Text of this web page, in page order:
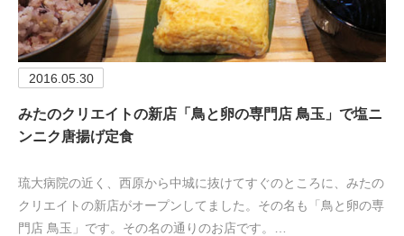
2016.05.30
みたのクリエイトの新店「鳥と卵の専門店 鳥玉」で塩ニ
ンニク唐揚げ定食
琉大病院の近く、西原から中城に抜けてすぐのところに、みたの
クリエイトの新店がオープンしてました。その名も「鳥と卵の専
門店 鳥玉」です。その名の通りのお店です。…